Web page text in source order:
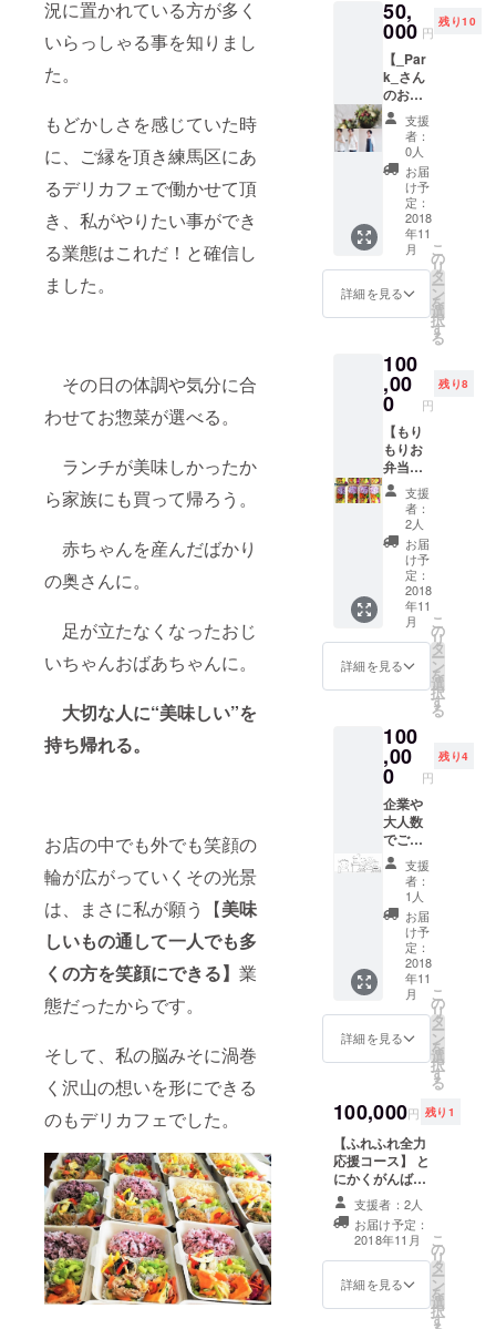
況に置かれている方が多く
いらっしゃる事を知りまし
た。
もどかしさを感じていた時
に、ご縁を頂き練馬区にあ
るデリカフェで働かせて頂
き、私がやりたい事ができ
る業態はこれだ！と確信し
ました。
その日の体調や気分に合
わせてお惣菜が選べる。
ランチが美味しかったか
ら家族にも買って帰ろう。
赤ちゃんを産んだばかり
の奥さんに。
足が立たなくなったおじ
いちゃんおばあちゃんに。
大切な人に“美味しい”を
持ち帰れる。
お店の中でも外でも笑顔の
輪が広がっていくその光景
は、まさに私が願う【美味
しいもの通して一人でも多
くの方を笑顔にできる】 業
態だったからです。
そして、私の脳みそに渦巻
く沢山の想いを形にできる
のもデリカフェでした。
をお選
びいた
だき
メッ
セージ
にてコ
メント
を下さ
い。 ③
デニム
エプロ
んちゃ
んス
テッ
カー を
お届け
順次発
送予定
です。
※グッズ
は一部
仕様変
更とな
る場合
がござ
いま
す。
ける無
料券で
す。 (定
食・お
惣菜単
品には
お使い
頂けま
せん。)
・使用
開始日
から設
定され
ている
期間、1
日1食限
定で無
けま
す。 ②
キャン
バス地
のミニ
トート
バッグ
③てん
ちゃん
ステッ
カー を
お届け
いたし
ます。
11月以
降順次
発送予
定で
仕様変
更とな
る場合
がござ
いま
す。
50,
000 円
残り10
【_Par
k_さん
のお野
菜のア
レン
ジ L
コー
ス】
①_Par
k_さん
のお野
菜のア
レン
ジ L
・写真
はイ
です。
時期や
仕入れ
状況に
よって
花材・
器が変
更にな
る場合
がござ
いま
す。 ・
世界で
一つの
アレン
ジをお
楽しみ
くださ
い！ ②
キャン
トート
バッグ
かサ
コッ
シュ
バック
のどち
らか一
点をお
届けし
ます。
・お好
きな方
をお選
びいた
だき
メッ
セージ
にてコ
メント
い。 ③
デニム
エプロ
ン ④て
んちゃ
テッ
カー を
お届け
しま
す。 11
支援
者：
0人
お届
け予
定：
2018
年11
月
詳細を見る
こ
の
リ
タ
ー
ン
を
選
択
す
る
100
,00
0 円
残り8
【もり
もりお
弁当・
定食無
料券
コー
ス 1年
間】
①1年
間 お
弁当・
定食無
料券
・てん
と点で
お好き
当・定
食にお
使い頂
ける無
料券で
す。(お
惣菜単
品には
お使い
頂けま
せん。)
・使用
開始日
から設
定され
ている
期間、1
日1食限
定で無
料でお
がり頂
けま
す。 ②
キャン
バス
バッグ
かサ
コッ
シュ
バック
支援
者：
2人
お届
け予
定：
2018
年11
月
詳細を見る
こ
の
リ
タ
ー
ン
を
選
択
す
る
100
,00
0 円
残り4
企業や
大人数
でご注
文され
るから
向け！
【ぱく
ぱく割
引券
コー
ス
ずっ
と お
弁当・
定食
50円引
10食ま
で)】 ①
ずっ
と お
弁当・
50円引
き(1日
10食ま
で) ・
てんと
支援
者：
1人
お届
け予
定：
2018
年11
月
詳細を見る
こ
の
リ
タ
ー
ン
を
選
択
す
る
100,000円 残り1
【ふれふれ全力
応援コース】 と
にかくがんば
れ！応援する
よ！ ありがたい
お言葉をいただ
き作りました！
心ばかりの
『てんちゃんス
支援者：2人
お届け予定：
2018年11月
詳細を見る
こ
の
リ
タ
ー
ン
を
選
択
す